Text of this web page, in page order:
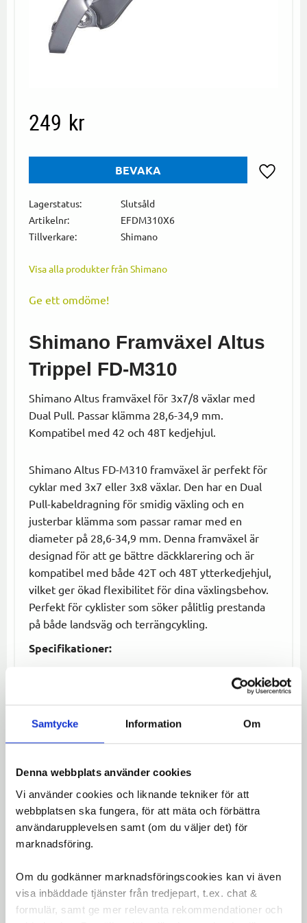
Samtycke Information Om
Denna webbplats använder cookies
Vi använder cookies och liknande tekniker för att
webbplatsen ska fungera, för att mäta och förbättra
användarupplevelsen samt (om du väljer det) för
marknadsföring.
Om du godkänner marknadsföringscookies kan vi även
visa inbäddade tjänster från tredjepart, t.ex. chat &
formulär, samt ge mer relevanta rekommendationer och
249 kr
BEVAKA
Lagerstatus
Slutsåld
Artikelnr
EFDM310X6
Tillverkare
Shimano
Visa alla produkter från Shimano
Ge ett omdöme!
Shimano Framväxel Altus
Trippel FD-M310
Shimano Altus framväxel för 3x7/8 växlar med
Dual Pull. Passar klämma 28,6-34,9 mm.
Kompatibel med 42 och 48T kedjehjul.
Shimano Altus FD-M310 framväxel är perfekt för
cyklar med 3x7 eller 3x8 växlar. Den har en Dual
Pull-kabeldragning för smidig växling och en
justerbar klämma som passar ramar med en
diameter på 28,6-34,9 mm. Denna framväxel är
designad för att ge bättre däckklarering och är
kompatibel med både 42T och 48T ytterkedjehjul,
vilket ger ökad flexibilitet för dina växlingsbehov.
Perfekt för cyklister som söker pålitlig prestanda
på både landsväg och terrängcykling.
Specifikationer:
Kompatibilitet:42T och 48T ytterkedjehjul
Funktion:Ökad däckklarering och jämn
Omdömen
OMDÖME